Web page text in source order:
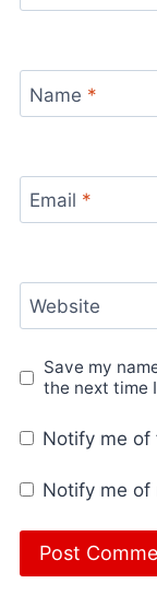
Name *
Email *
Website
Save my
the next time
Notify me of
Notify me of